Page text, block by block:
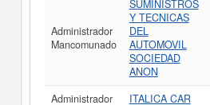
Administrador
Mancomunado
SUMINISTROS
Y TECNICAS
DEL
AUTOMOVIL
SOCIEDAD
ANON
Administrador
ITALICA CAR